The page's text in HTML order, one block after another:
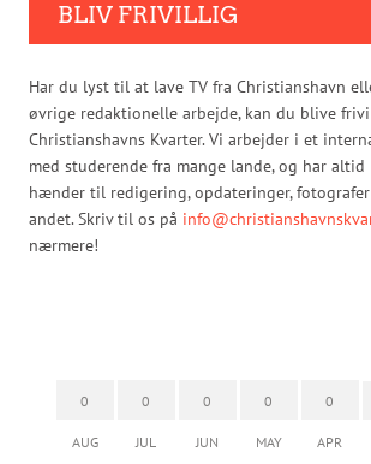
BLIV FRIVILLIG
Har du lyst til at lave TV fra Christianshavn
øvrige redaktionelle arbejde, kan du blive
Christianshavns Kvarter. Vi arbejder i et
med studerende fra mange lande, og har
hænder til redigering, opdateringer,
andet. Skriv til os på
nærmere!
0
AUG
0
JUL
0
JUN
0
MAY
0
APR